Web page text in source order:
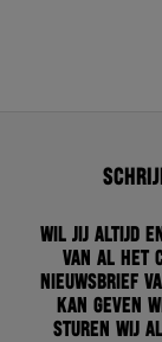
Wil jij altijd en
van al het
nieuwsbrief
kan geven
sturen wij